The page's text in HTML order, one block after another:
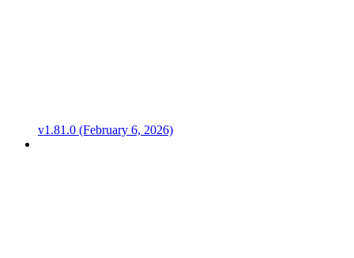
v1.81.0 (February 6, 2026)